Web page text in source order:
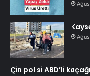
Çin polisi ABD’li